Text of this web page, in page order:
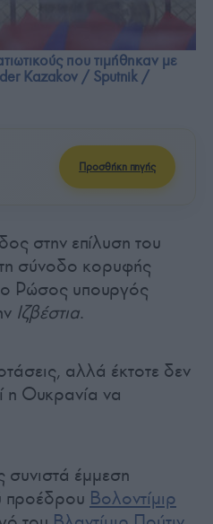
που τιμήθηκαν με
Kazakov / Sputnik /
Προσθήκη πηγής
στην επίλυση του
σύνοδο κορυφής
Ρώσος υπουργός
Ιζβέστια.
αλλά έκτοτε δεν
η Ουκρανία να
συνιστά έμμεση
προέδρου Βολοντίμιρ